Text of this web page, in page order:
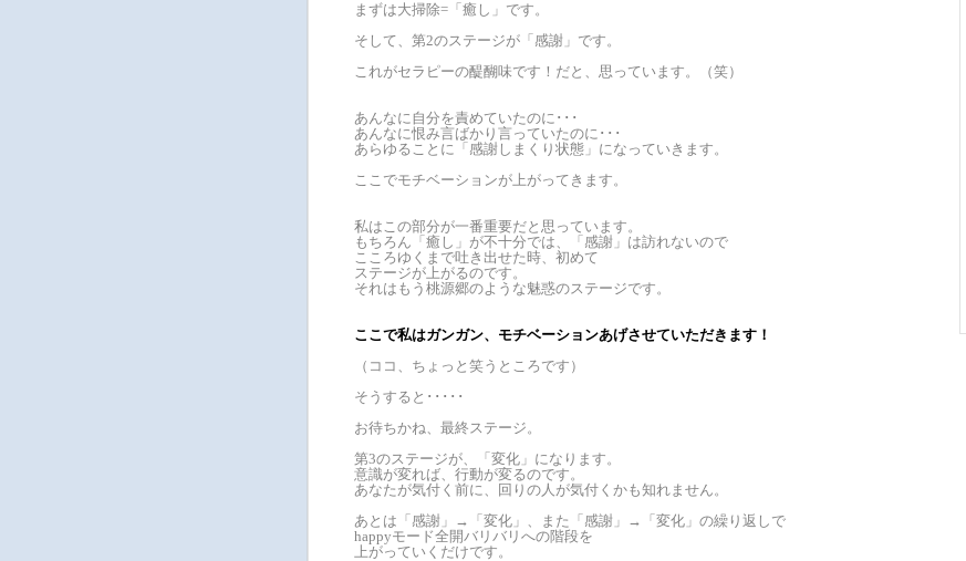
まずは大掃除=「癒し」です。
そして、第2のステージが「感謝」です。
これがセラピーの醍醐味です！だと、思っています。（笑）
あんなに自分を責めていたのに･･･
あんなに恨み言ばかり言っていたのに･･･
あらゆることに「感謝しまくり状態」になっていきます。
ここでモチベーションが上がってきます。
私はこの部分が一番重要だと思っています。
もちろん「癒し」が不十分では、「感謝」は訪れないので
こころゆくまで吐き出せた時、初めて
ステージが上がるのです。
それはもう桃源郷のような魅惑のステージです。
ここで私はガンガン、モチベーションあげさせていただきます！
（ココ、ちょっと笑うところです）
そうすると･････
お待ちかね、最終ステージ。
第3のステージが、「変化」になります。
意識が変れば、行動が変るのです。
あなたが気付く前に、回りの人が気付くかも知れません。
あとは「感謝」→「変化」、また「感謝」→「変化」の繰り返しで
happyモード全開バリバリへの階段を
上がっていくだけです。